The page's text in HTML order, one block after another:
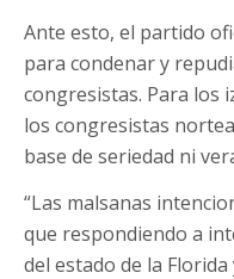
Ante esto, el partido
para condenar y
congresistas. Para los
los congresistas
base de seriedad ni
“Las malsanas
que respondiendo a
del estado de la